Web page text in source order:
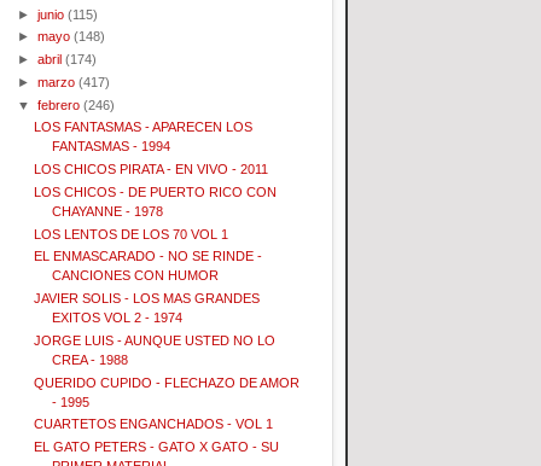
►junio (115)
►mayo (148)
►abril (174)
►marzo (417)
▼febrero (246)
LOS FANTASMAS - APARECEN LOS
FANTASMAS - 1994
LOS CHICOS PIRATA - EN VIVO - 2011
LOS CHICOS - DE PUERTO RICO CON
CHAYANNE - 1978
LOS LENTOS DE LOS 70 VOL 1
EL ENMASCARADO - NO SE RINDE -
CANCIONES CON HUMOR
JAVIER SOLIS - LOS MAS GRANDES
EXITOS VOL 2 - 1974
JORGE LUIS - AUNQUE USTED NO LO
CREA - 1988
QUERIDO CUPIDO - FLECHAZO DE AMOR
- 1995
CUARTETOS ENGANCHADOS - VOL 1
EL GATO PETERS - GATO X GATO - SU